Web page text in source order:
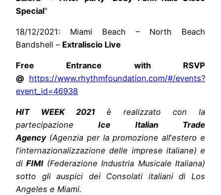
Special”
18/12/2021: Miami Beach – North Beach
Bandshell – Extraliscio Live
Free Entrance with RSVP
@ https://www.rhythmfoundation.com/#/events?
event_id=46938
HIT WEEK 2021 è realizzato con la
partecipazioneIce Italian Trade
Agency (Agenzia per la promozione all’estero e
l’internazionalizzazione delle imprese italiane) e
diFIMI (Federazione Industria Musicale Italiana)
sotto gli auspici dei Consolati italiani di Los
Angeles e Miami.